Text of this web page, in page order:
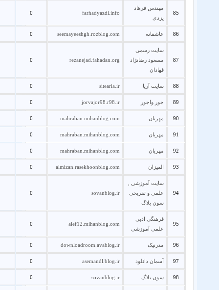
85
مهندس فرهاد
یزدی
farhadyazdi.info
0
86 عاشقانه seemayeeshgh.rozblog.com
0
87
سایت رسمی
مسعود رضانژاد
فهادان
rezanejad.fahadan.org
0
88 سایت آریا sitearia.ir
0
89 جور واجور jorvajor98.r98.ir
0
90 مهربان mahraban.mihanblog.com
0
91 مهربان mahraban.mihanblog.com
0
92 مهربان mahraban.mihanblog.com
0
93 المیزان almizan.rasekhoonblog.com
0
94
سایت آموزشی ,
علمی و تفریحی
سون بلاگ
sovanblog.ir
0
95
فرهنگی ادبی
علمی آموزشی
alef12.mihanblog.com
0
96 مدرنیک downloadroom.avablog.ir
0
97 آسمان دانلود asemandl.blog.ir
0
98 سون بلاگ sovanblog.ir
0